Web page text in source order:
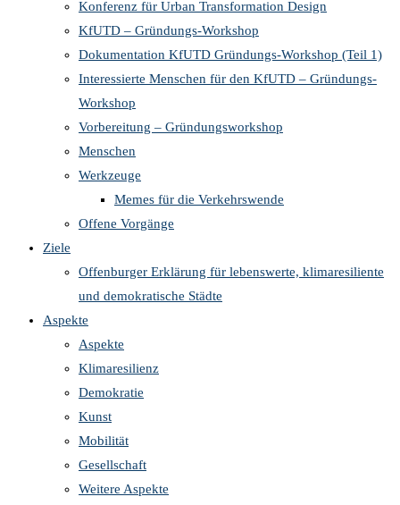
the
search
panel.
close
the
search
panel.
Konferenz für Urban Transformation Design
KfUTD – Gründungs-Workshop
Dokumentation KfUTD Gründungs-Workshop (Teil 1)
Interessierte Menschen für den KfUTD – Gründungs-
Workshop
Vorbereitung – Gründungsworkshop
Menschen
Werkzeuge
Memes für die Verkehrswende
Offene Vorgänge
Ziele
Offenburger Erklärung für lebenswerte, klimaresiliente
und demokratische Städte
Aspekte
Aspekte
Klimaresilienz
Demokratie
Kunst
Mobilität
Gesellschaft
Weitere Aspekte